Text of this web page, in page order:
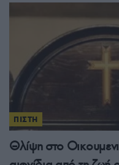
ΠΙΣΤΗ
Θλίψη στο